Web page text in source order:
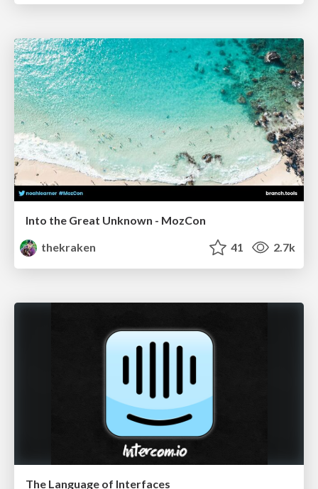
Into the Great Unknown - MozCon
thekraken
41 2.7k
The Language of Interfaces